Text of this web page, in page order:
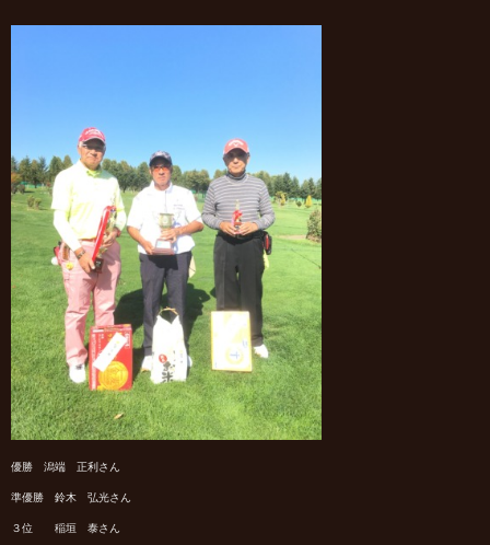
優勝 潟端 正利さん
準優勝 鈴木 弘光さん
３位 稲垣 泰さん